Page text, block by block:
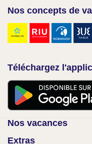
Nos concepts de
Téléchargez
Nos vacances
Extras